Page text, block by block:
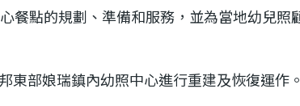
餐點的規劃、準備和服務，並為當地幼兒照
東部娘瑞鎮內幼照中心進行重建及恢復運作。